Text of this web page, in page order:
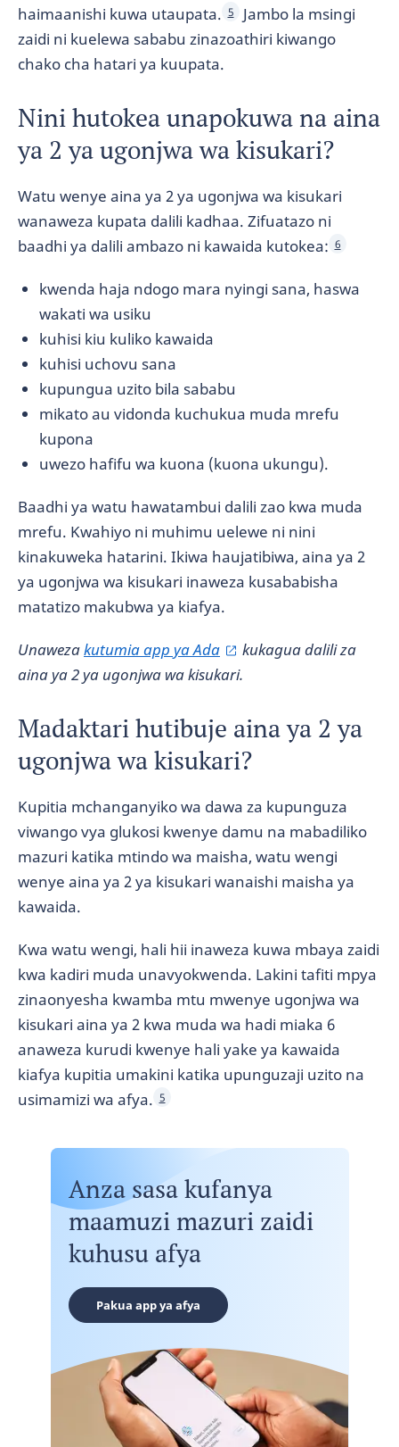
haimaanishi kuwa utaupata. 5
Jambo la msingi
zaidi ni kuelewa sababu zinazoathiri kiwango
chako cha hatari ya kuupata.
Nini hutokea unapokuwa na aina
ya 2 ya ugonjwa wa kisukari?
Watu wenye aina ya 2 ya ugonjwa wa kisukari
wanaweza kupata dalili kadhaa. Zifuatazo ni
baadhi ya dalili ambazo ni kawaida kutokea: 6
kwenda haja ndogo mara nyingi sana, haswa
wakati wa usiku
kuhisi kiu kuliko kawaida
kuhisi uchovu sana
kupungua uzito bila sababu
mikato au vidonda kuchukua muda mrefu
kupona
uwezo hafifu wa kuona (kuona ukungu).
Baadhi ya watu hawatambui dalili zao kwa muda
mrefu. Kwahiyo ni muhimu uelewe ni nini
kinakuweka hatarini. Ikiwa haujatibiwa, aina ya 2
ya ugonjwa wa kisukari inaweza kusababisha
matatizo makubwa ya kiafya.
Unawezakutumia app ya Ada
kukagua dalili za
aina ya 2 ya ugonjwa wa kisukari.
Madaktari hutibuje aina ya 2 ya
ugonjwa wa kisukari?
Kupitia mchanganyiko wa dawa za kupunguza
viwango vya glukosi kwenye damu na mabadiliko
mazuri katika mtindo wa maisha, watu wengi
wenye aina ya 2 ya kisukari wanaishi maisha ya
kawaida.
Kwa watu wengi, hali hii inaweza kuwa mbaya zaidi
kwa kadiri muda unavyokwenda. Lakini tafiti mpya
zinaonyesha kwamba mtu mwenye ugonjwa wa
kisukari aina ya 2 kwa muda wa hadi miaka 6
anaweza kurudi kwenye hali yake ya kawaida
kiafya kupitia umakini katika upunguzaji uzito na
usimamizi wa afya. 5
Anza sasa kufanya
maamuzi mazuri zaidi
kuhusu afya
Pakua app ya afya